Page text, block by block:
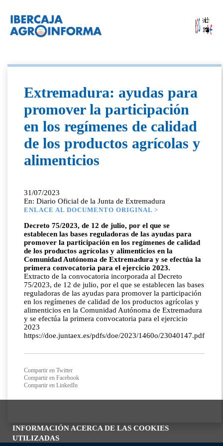
INFORMACIÓN ACERCA DE LAS COOKIES
UTILIZADAS
Extremadura: ayudas para
promover la participación
en los regímenes de calidad
de los productos agrícolas y
alimenticios
31/07/2023
En: Diario Oficial de la Junta de Extremadura
ENLACE AL DOCUMENTO ORIGINAL >
Decreto 75/2023, de 12 de julio, por el que se
establecen las bases reguladoras de las ayudas para
promover la participación en los regímenes de calidad
de los productos agrícolas y alimenticios en la
Comunidad Autónoma de Extremadura y se efectúa la
primera convocatoria para el ejercicio 2023.
Extracto de la convocatoria incorporada al Decreto
75/2023, de 12 de julio, por el que se establecen las bases
reguladoras de las ayudas para promover la participación
en los regímenes de calidad de los productos agrícolas y
alimenticios en la Comunidad Autónoma de Extremadura
y se efectúa la primera convocatoria para el ejercicio
2023
https://doe.juntaex.es/pdfs/doe/2023/1460o/23040147.pdf
Compartir en Twitter
Compartir en Facebook
Compartir en LinkedIn